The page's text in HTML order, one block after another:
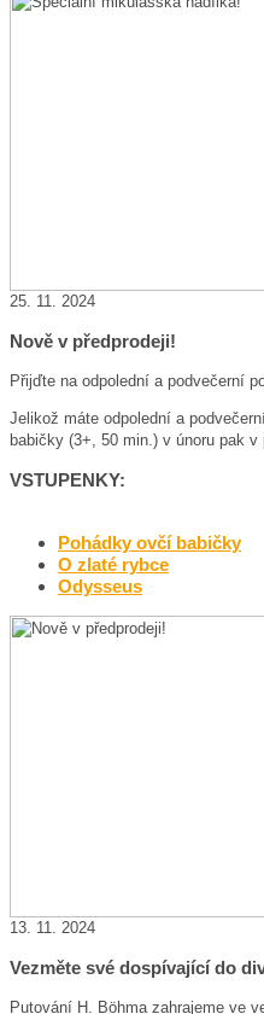
25. 11. 2024
Nově v předprodeji!
Přijďte na odpolední a podvečerní
Jelikož máte odpolední a
babičky (3+, 50 min.) v únoru pak
VSTUPENKY:
Pohádky ovčí babičky
O zlaté rybce
Odysseus
13. 11. 2024
Vezměte své dospívající do
Putování H. Böhma zahrajeme ve